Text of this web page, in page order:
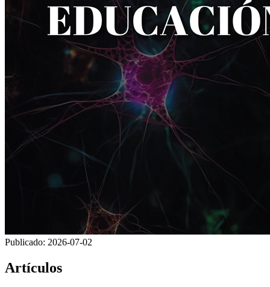
Publicado: 2026-07-02
Artículos